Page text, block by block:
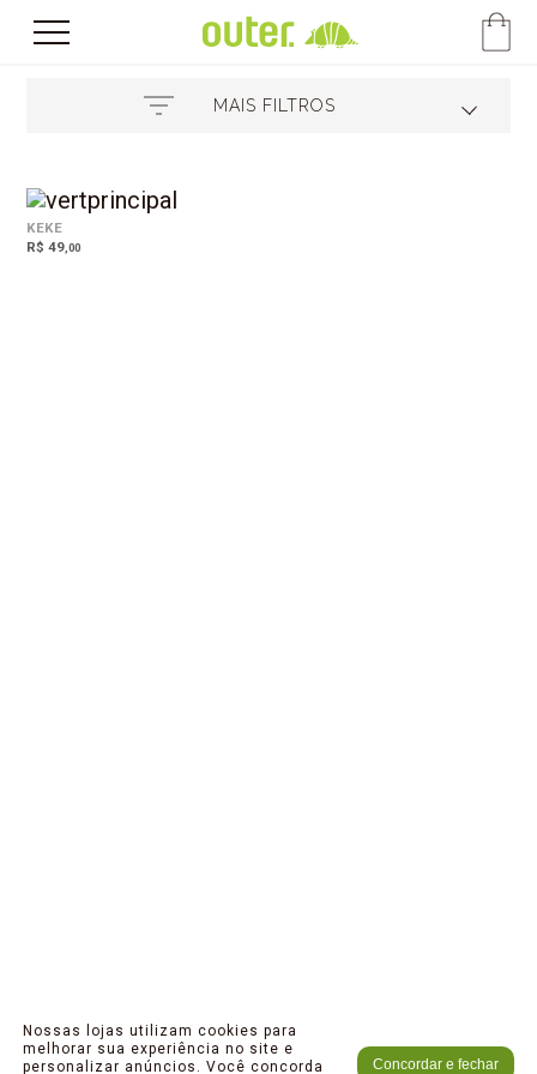
MAIS FILTROS
KEKE
R$ 49 ,00
Nossas lojas utilizam cookies para
melhorar sua experiência no site e
personalizar anúncios. Você concorda
Concordar e fechar